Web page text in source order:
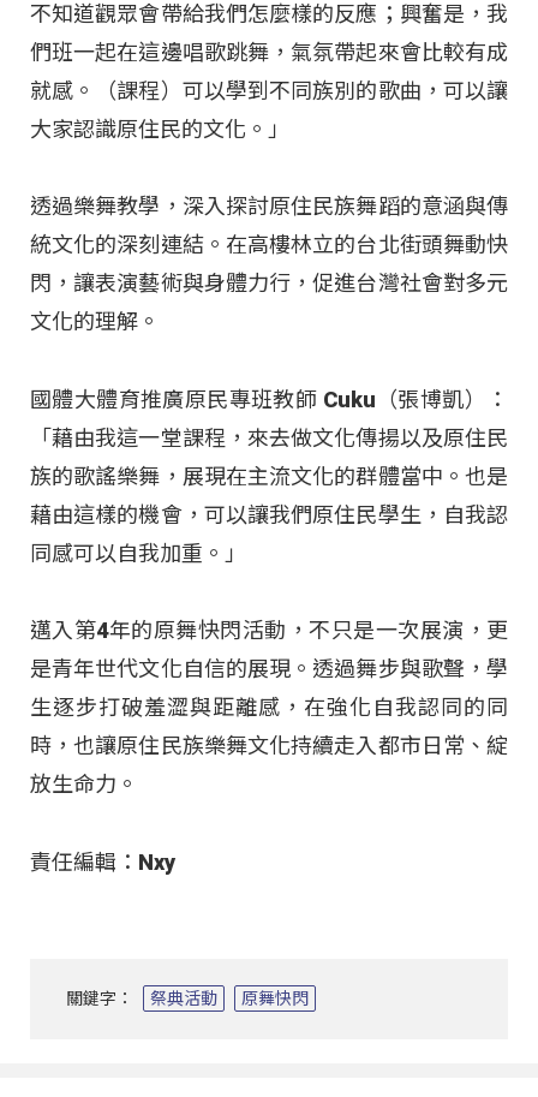
不知道觀眾會帶給我們怎麼樣的反應；興奮是，我
們班一起在這邊唱歌跳舞，氣氛帶起來會比較有成
就感。（課程）可以學到不同族別的歌曲，可以讓
大家認識原住民的文化。」
透過樂舞教學，深入探討原住民族舞蹈的意涵與傳
統文化的深刻連結。在高樓林立的台北街頭舞動快
閃，讓表演藝術與身體力行，促進台灣社會對多元
文化的理解 。
國體大體育推廣原民專班教師 Cuku（張博凱）：
「藉由我這一堂課程，來去做文化傳揚以及原住民
族的歌謠樂舞，展現在主流文化的群體當中。也是
藉由這樣的機會，可以讓我們原住民學生，自我認
同感可以自我加重。」
邁入第4年的原舞快閃活動，不只是一次展演，更
是青年世代文化自信的展現 。透過舞步與歌聲，學
生逐步打破羞澀與距離感，在強化自我認同的同
時，也讓原住民族樂舞文化持續走入都市日常、綻
放生命力 。
責任編輯：Nxy
關鍵字： 祭典活動 原舞快閃